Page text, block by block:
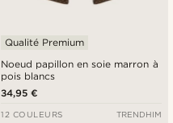
Noeud papillon en soie marron à
pois blancs
Qualité Premium
34,95 €
12 COULEURS TRENDHIM